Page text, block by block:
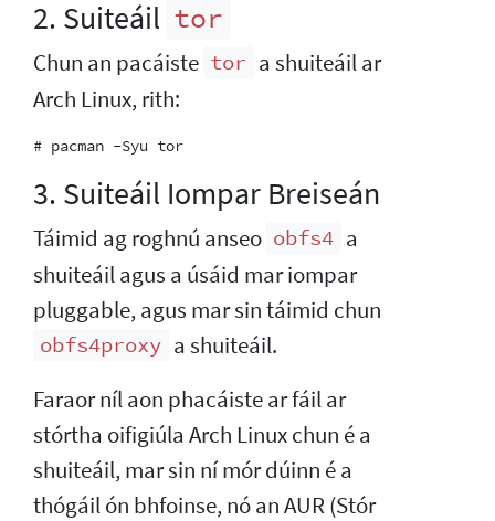
2. Suiteáil tor
Chun an pacáiste tor a shuiteáil ar
Arch Linux, rith:
3. Suiteáil Iompar Breiseán
Táimid ag roghnú anseo obfs4 a
shuiteáil agus a úsáid mar iompar
pluggable, agus mar sin táimid chun
obfs4proxy a shuiteáil.
Faraor níl aon phacáiste ar fáil ar
stórtha oifigiúla Arch Linux chun é a
shuiteáil, mar sin ní mór dúinn é a
thógáil ón bhfoinse, nó an AUR (Stór